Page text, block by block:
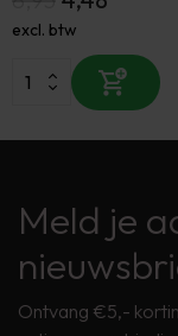
excl. btw
Meld je
Ontvang €5,-